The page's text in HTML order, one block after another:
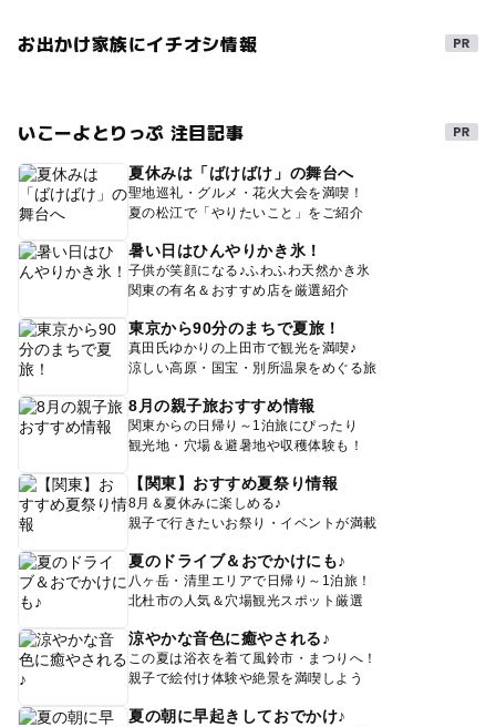
お出かけ家族にイチオシ情報
いこーよとりっぷ 注目記事
夏休みは「ばけばけ」の舞台へ
聖地巡礼・グルメ・花火大会を満喫！
夏の松江で「やりたいこと」をご紹介
暑い日はひんやりかき氷！
子供が笑顔になる♪ふわふわ天然かき氷
関東の有名＆おすすめ店を厳選紹介
東京から90分のまちで夏旅！
真田氏ゆかりの上田市で観光を満喫♪
涼しい高原・国宝・別所温泉をめぐる旅
8月の親子旅おすすめ情報
関東からの日帰り～1泊旅にぴったり
観光地・穴場＆避暑地や収穫体験も！
【関東】おすすめ夏祭り情報
8月＆夏休みに楽しめる♪
親子で行きたいお祭り・イベントが満載
夏のドライブ＆おでかけにも♪
八ヶ岳・清里エリアで日帰り～1泊旅！
北杜市の人気＆穴場観光スポット厳選
涼やかな音色に癒やされる♪
この夏は浴衣を着て風鈴市・まつりへ！
親子で絵付け体験や絶景を満喫しよう
夏の朝に早起きしておでかけ♪